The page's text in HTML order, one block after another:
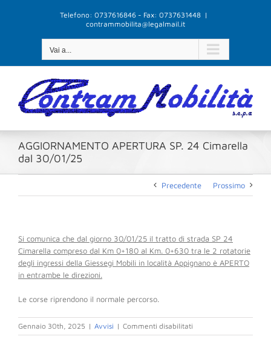
Telefono: 0737616846 - Fax: 0737631448 |
contrammobilita@legalmail.it
Vai a...
AGGIORNAMENTO APERTURA SP. 24 Cimarella
dal 30/01/25
Precedente Prossimo
Si comunica che dal giorno 30/01/25 il tratto di strada SP 24
Cimarella compreso dal Km 0+180 al Km. 0+630 tra le 2 rotatorie
degli ingressi della Giessegi Mobili in località Appignano è APERTO
in entrambe le direzioni.
Le corse riprendono il normale percorso.
Gennaio 30th, 2025 | Avvisi | Commenti disabilitati
AGGIORNAMENTO